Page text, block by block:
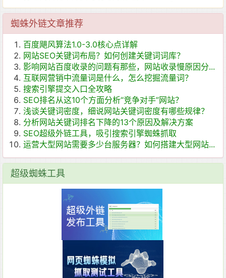
蜘蛛外链文章推荐
百度飓风算法1.0-3.0核心点详解
网站SEO关键词布局？如何创建关键词词库？
影响网站百度收录的问题有那些，网站收录慢原因分...
互联网营销中流量词是什么，怎么挖掘流量词？
搜索引擎提交入口全攻略
SEO排名从这10个方面分析“竞争对手”网站？
浅谈关键词密度，细说网站关键词密度有哪些规律？
分析网站关键词排名下降的13个原因及解决方案
SEO超级外链工具，吸引搜索引擎蜘蛛抓取
运营大型网站需要多少台服务器？如何搭建大型网站...
超级蜘蛛工具